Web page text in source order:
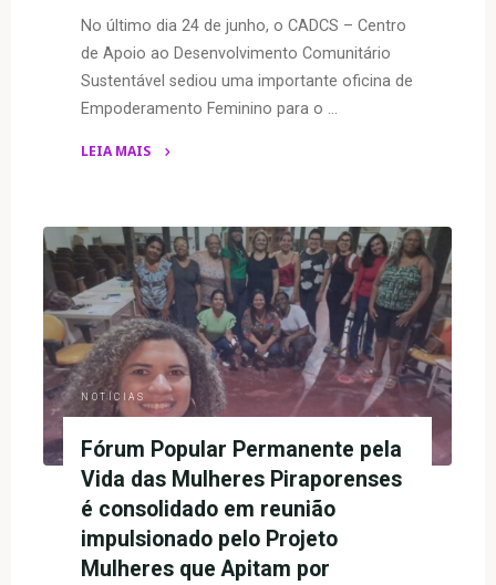
No último dia 24 de junho, o CADCS – Centro
de Apoio ao Desenvolvimento Comunitário
Sustentável sediou uma importante oficina de
Empoderamento Feminino para o …
LEIA MAIS
Empoderamento
Feminino
fortalece
o
combate
à
violência
doméstica
em
Buritizeiro,
MG"
NOTÍCIAS
Fórum Popular Permanente pela
Vida das Mulheres Piraporenses
é consolidado em reunião
impulsionado pelo Projeto
Mulheres que Apitam por